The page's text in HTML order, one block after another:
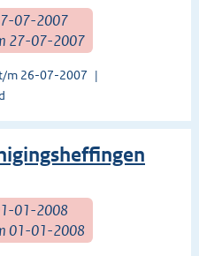
07-2007
27-07-2007
m 26-07-2007
01-2008
01-01-2008